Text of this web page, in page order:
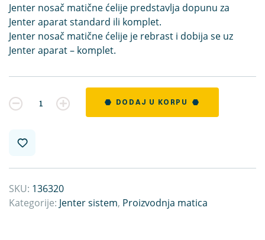
Jenter nosač matične ćelije predstavlja dopunu za
Jenter aparat standard ili komplet.
Jenter nosač matične ćelije je rebrast i dobija se uz
Jenter aparat – komplet.
Kvantitet DODAJ U KORPU
SKU: 136320
Kategorije: Jenter sistem, Proizvodnja matica